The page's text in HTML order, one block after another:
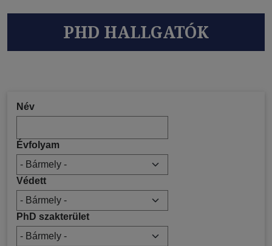
PHD HALLGATÓK
Név
Évfolyam
Védett
PhD szakterület